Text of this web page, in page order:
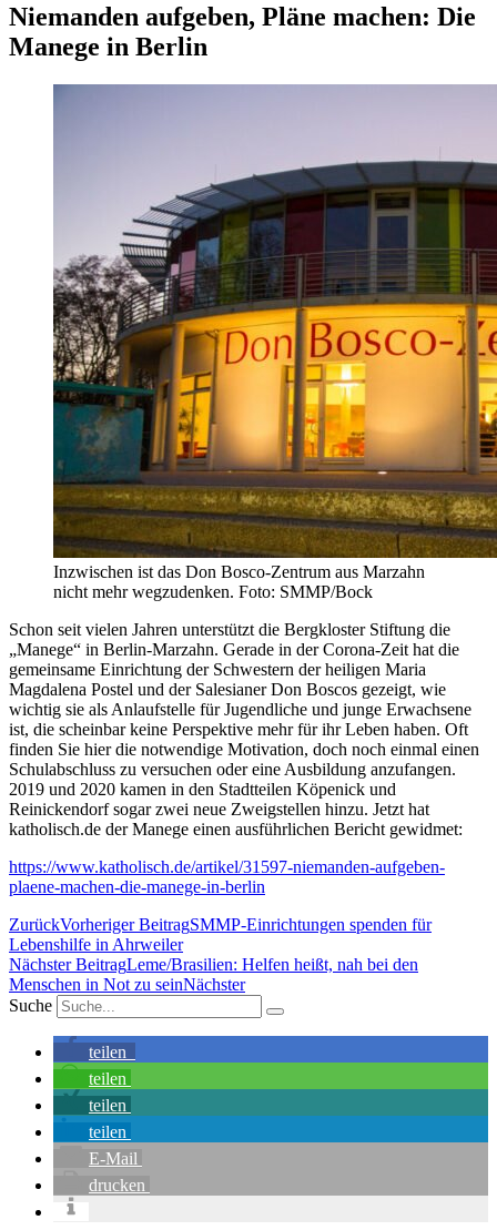
Niemanden aufgeben, Pläne machen: Die
Manege in Berlin
Inzwischen ist das Don Bosco-Zentrum aus Marzahn
nicht mehr wegzudenken. Foto: SMMP/Bock
Schon seit vielen Jahren unterstützt die Bergkloster Stiftung die
„Manege“ in Berlin-Marzahn. Gerade in der Corona-Zeit hat die
gemeinsame Einrichtung der Schwestern der heiligen Maria
Magdalena Postel und der Salesianer Don Boscos gezeigt, wie
wichtig sie als Anlaufstelle für Jugendliche und junge Erwachsene
ist, die scheinbar keine Perspektive mehr für ihr Leben haben. Oft
finden Sie hier die notwendige Motivation, doch noch einmal einen
Schulabschluss zu versuchen oder eine Ausbildung anzufangen.
2019 und 2020 kamen in den Stadtteilen Köpenick und
Reinickendorf sogar zwei neue Zweigstellen hinzu. Jetzt hat
katholisch.de der Manege einen ausführlichen Bericht gewidmet:
https://www.katholisch.de/artikel/31597-niemanden-aufgeben-
plaene-machen-die-manege-in-berlin
ZurückVorheriger BeitragSMMP-Einrichtungen spenden für
Lebenshilfe in Ahrweiler
Nächster BeitragLeme/Brasilien: Helfen heißt, nah bei den
Menschen in Not zu seinNächster
Suche
teilen
teilen
teilen
teilen
E-Mail
drucken